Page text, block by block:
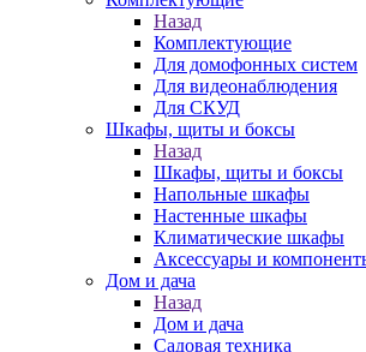
Назад
Комплектующие
Для домофонных систем
Для видеонаблюдения
Для СКУД
Шкафы, щиты и боксы
Назад
Шкафы, щиты и боксы
Напольные шкафы
Настенные шкафы
Климатические шкафы
Аксессуары и
Дом и дача
Назад
Дом и дача
Садовая техника